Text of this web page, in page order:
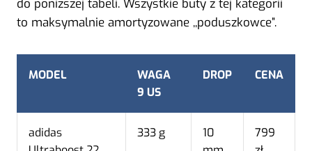
do poniższej tabeli. Wszystkie buty z tej kategorii
to maksymalnie amortyzowane ,,poduszkowce”.
MODEL
WAGA
9 US
DROP CENA
adidas
333 g
10
799